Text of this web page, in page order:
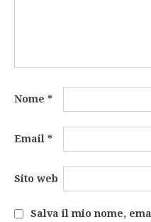
Nome *
Email *
Sito web
Salva il mio nome,